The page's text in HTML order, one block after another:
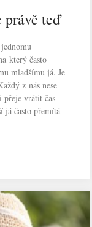
teď
který často
mladšímu já. Je
z nás nese
přeje vrátit čas
já často přemítá